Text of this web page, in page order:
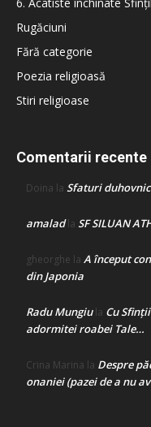
Rugăciuni
Fără categorie
Poezia religioasă
Stiri religioase
Comentarii recente
Doina la Sfaturi
amaladla SF SILUAN
gheorghe la A început
din Japonia
Radu Mungiula Cu
adormitei roabei Tale…
Crina Marina la Despre
onaniei (pazei de a nu